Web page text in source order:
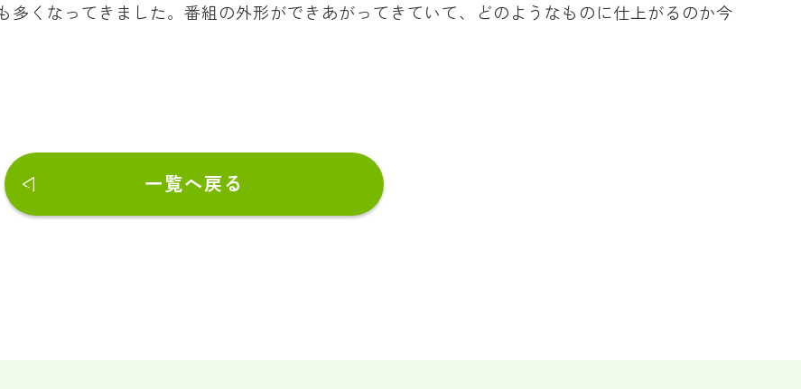
多くなってきました。番組の外形ができあがってきていて、どのようなものに仕上がるのか今
一覧へ戻る